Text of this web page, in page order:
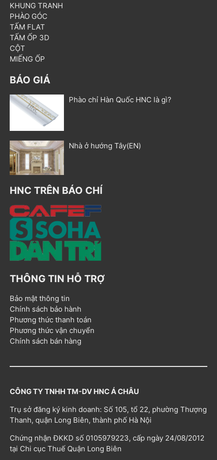
KHUNG TRANH
PHÀO GÓC
TẤM FLAT
TẤM ỐP 3D
CỘT
MIẾNG ỐP
BÁO GIÁ
Phào chỉ Hàn Quốc HNC là gì?
Nhà ở hướng Tây(EN)
HNC TRÊN BÁO CHÍ
THÔNG TIN HỖ TRỢ
Bảo mật thông tin
Chính sách bảo hành
Phương thức thanh toán
Phương thức vận chuyển
Chính sách bán hàng
CÔNG TY TNHH TM-DV HNC Á CHÂU
Trụ sở đăng ký kinh doanh: Số 105, tổ 22, phường Thượng
Thanh, quận Long Biên, thành phố Hà Nội
Chứng nhận ĐKKD số 0105979223, cấp ngày 24/08/2012
tại Chi cục Thuế Quận Long Biên